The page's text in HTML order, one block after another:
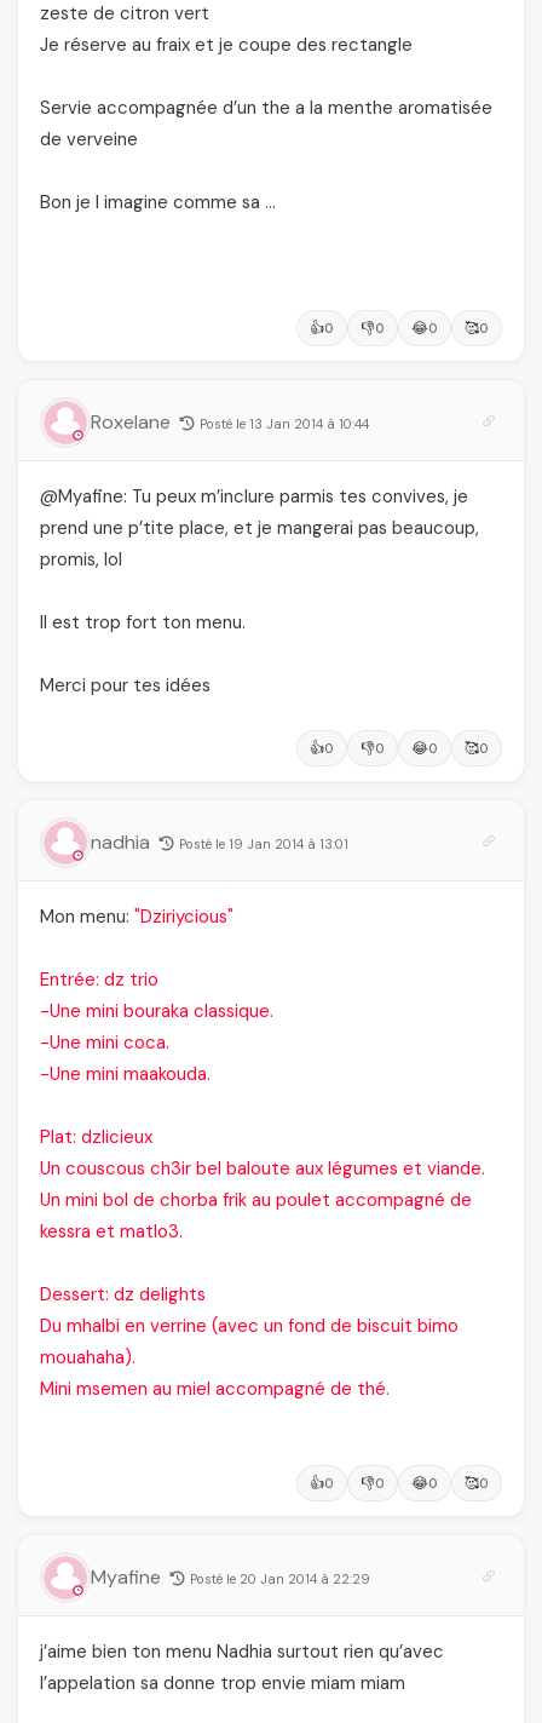
zeste de citron vert
Je réserve au fraix et je coupe des rectangle
Servie accompagnée d’un the a la menthe aromatisée
de verveine
Bon je l imagine comme sa …
👍0 👎0 😂0 🥰0
Roxelane Posté le 13 Jan 2014 à 10:44
@Myafine: Tu peux m’inclure parmis tes convives, je
prend une p’tite place, et je mangerai pas beaucoup,
promis, lol
Il est trop fort ton menu.
Merci pour tes idées
👍0 👎0 😂0 🥰0
nadhia Posté le 19 Jan 2014 à 13:01
Mon menu: "Dziriycious"
Entrée: dz trio
-Une mini bouraka classique.
-Une mini coca.
-Une mini maakouda.
Plat: dzlicieux
Un couscous ch3ir bel baloute aux légumes et viande.
Un mini bol de chorba frik au poulet accompagné de
kessra et matlo3.
Dessert: dz delights
Du mhalbi en verrine (avec un fond de biscuit bimo
mouahaha).
Mini msemen au miel accompagné de thé.
👍0 👎0 😂0 🥰0
Myafine Posté le 20 Jan 2014 à 22:29
j’aime bien ton menu Nadhia surtout rien qu’avec
l’appelation sa donne trop envie miam miam